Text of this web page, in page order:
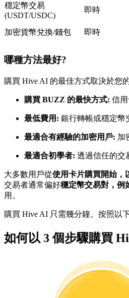
跟單
與頂尖交易專家同行
成為跟單交易員
穩定幣交易
(USDT/USDC)
即時
加密貨幣兌換/錢包
即時
哪種方法最好?
購買 Hive AI 的最佳方式取決於您
購買 BUZZ 的最快方式: 信
最低費用: 銀行轉帳或穩定幣
最適合有經驗的加密用戶: 加
最適合初學者: 透過信任的交
大多數用戶從使用卡片購買開始，
交易者通常偏好穩定幣交易對，例
用。
購買 Hive AI 只需幾分鐘。按照以
如何以 3 個步驟購買